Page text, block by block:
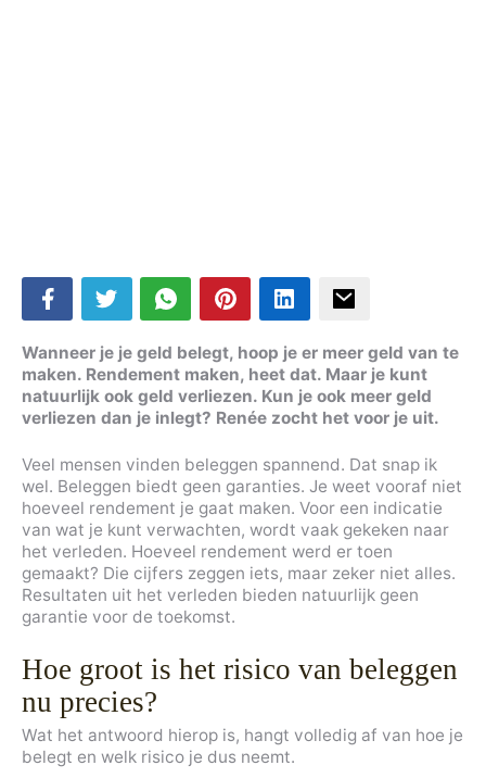
Wanneer je je geld belegt, hoop je er meer geld van te
maken. Rendement maken, heet dat. Maar je kunt
natuurlijk ook geld verliezen. Kun je ook meer geld
verliezen dan je inlegt? Renée zocht het voor je uit.
Veel mensen vinden beleggen spannend. Dat snap ik
wel. Beleggen biedt geen garanties. Je weet vooraf niet
hoeveel rendement je gaat maken. Voor een indicatie
van wat je kunt verwachten, wordt vaak gekeken naar
het verleden. Hoeveel rendement werd er toen
gemaakt? Die cijfers zeggen iets, maar zeker niet alles.
Resultaten uit het verleden bieden natuurlijk geen
garantie voor de toekomst.
Hoe groot is het risico van beleggen
nu precies?
Wat het antwoord hierop is, hangt volledig af van hoe je
belegt en welk risico je dus neemt.